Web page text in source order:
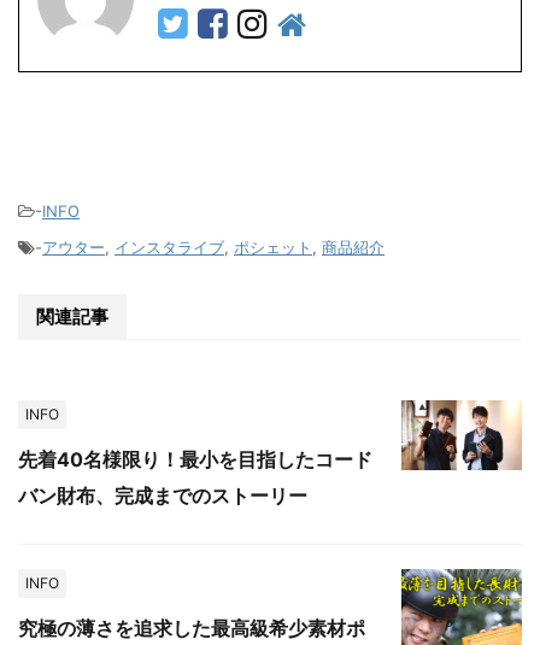
-INFO
-アウター, インスタライブ, ポシェット , 商品紹介
関連記事
INFO
先着40名様限り！最小を目指したコード
バン財布、完成までのストーリー
INFO
究極の薄さを追求した最高級希少素材ポ